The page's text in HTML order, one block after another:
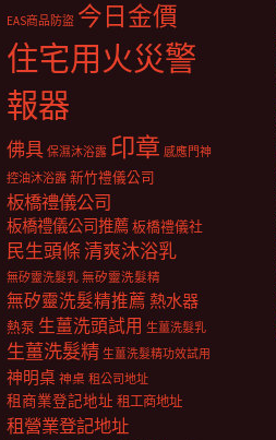
EAS商品防盜 今日金價
住宅用火災警
報器
佛具 保濕沐浴露 印章 感應門神
控油沐浴露 新竹禮儀公司
板橋禮儀公司
板橋禮儀公司推薦板橋禮儀社
民生頭條清爽沐浴乳
無矽靈洗髮乳 無矽靈洗髮精
無矽靈洗髮精推薦 熱水器
熱泵 生薑洗頭試用 生薑洗髮乳
生薑洗髮精 生薑洗髮精功效試用
神明桌 神桌 租公司地址
租商業登記地址 租工商地址
租營業登記地址